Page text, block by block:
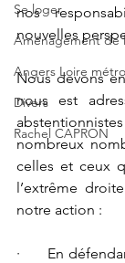
Se loger
Aménagement de
Angers Loire
Divers
Rachel CAPRON
nos
nouvelles
Nous devons
nous est
nombreux
celles et ceux
l’extrême
notre action :
·      En